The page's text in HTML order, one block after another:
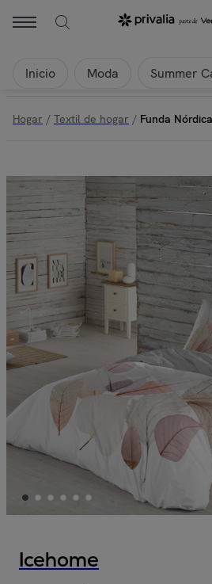
Inicio Moda Summer
Hogar / Textil de hogar / Funda
Icehome